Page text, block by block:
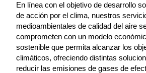
En línea con el objetivo de desarrollo
de acción por el clima, nuestros
medioambientales de calidad del aire
comprometen con un modelo
sostenible que permita alcanzar los
climáticos, ofreciendo distintas
reducir las emisiones de gases de